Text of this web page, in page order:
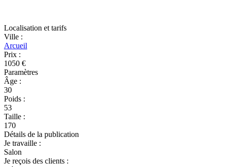
Localisation et tarifs
Ville :
Arcueil
Prix :
1050 €
Paramètres
Âge :
30
Poids :
53
Taille :
170
Détails de la publication
Je travaille :
Salon
Je reçois des clients :